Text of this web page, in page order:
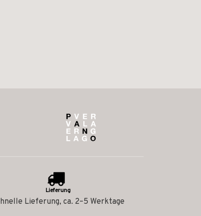
Lieferung
Lieferung, ca. 2–5 Werktage